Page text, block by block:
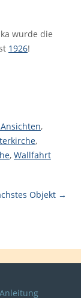
wurde die
1926!
,
,
, Wallfahrt
Objekt →